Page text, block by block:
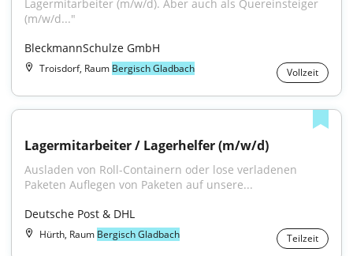
Lagermitarbeiter (m/w/d). Aber auch als Quereinsteiger
(m/w/d..."
BleckmannSchulze GmbH
Troisdorf, Raum Bergisch Gladbach Vollzeit
Lagermitarbeiter / Lagerhelfer (m/w/d)
Ausladen von Roll-Containern oder lose verladenen
Paketen Auflegen von Paketen auf unsere...
Deutsche Post & DHL
Hürth, Raum Bergisch Gladbach Teilzeit